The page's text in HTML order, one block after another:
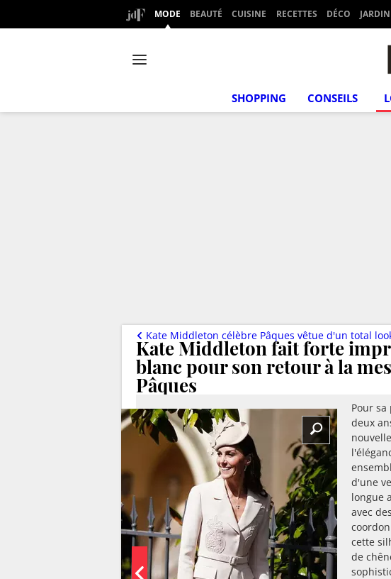
MODE BEAUTÉ CUISINE RECETTES DÉCO JARDIN
SHOPPING CONSEILS
Kate Middleton fait forte
blanc pour son retour à la
Pâques
Kate Middleton célèbre Pâques vêtue d'un total look blanc chic, Zendaya en dévoile
Pour
deux
d'une
longue
avec
cette
de